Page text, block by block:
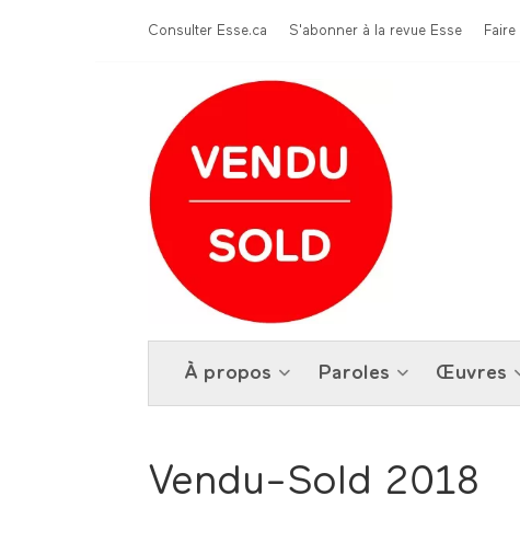
Menu Top
Consulter Esse.ca S'abonner à la revue Esse
À propos Paroles Œuvres
Vendu-Sold 2018